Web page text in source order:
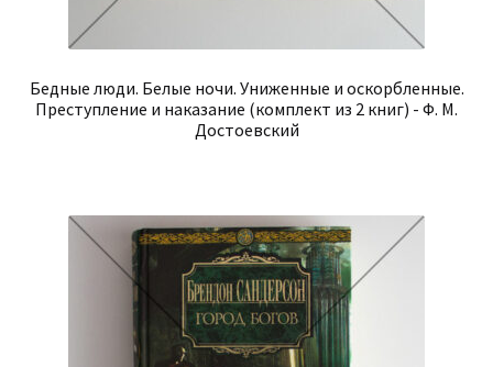
Бедные люди. Белые ночи. Униженные и оскорбленные.
Преступление и наказание (комплект из 2 книг) - Ф. М.
Достоевский